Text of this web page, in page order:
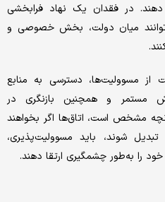
دهند. در فقدان یک نهاد فرابخشی
میان دولت، بخش خصوصی و
از مسوولیت‌ها، دسترسی به منابع
مستمر و همچنین بازنگری در
مشخص است، اتاق‌ها اگر بخواهند
شوند، باید مسوولیت‌پذیری،
را به‌طور چشمگیری ارتقا دهند.